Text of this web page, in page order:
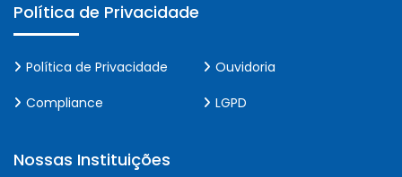
Política de Privacidade
Política de Privacidade
Ouvidoria
Compliance
LGPD
Nossas Instituições